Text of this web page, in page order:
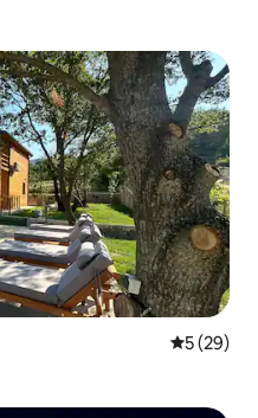
5 (29)